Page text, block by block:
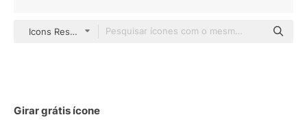
Icons Responsive Color 128px
Girar grátis ícone